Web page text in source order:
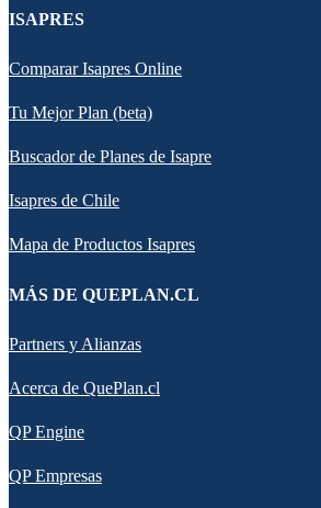
ISAPRES
Comparar Isapres Online
Tu Mejor Plan (beta)
Buscador de Planes de Isapre
Isapres de Chile
Mapa de Productos Isapres
MÁS DE QUEPLAN.CL
Partners y Alianzas
Acerca de QuePlan.cl
QP Engine
QP Empresas